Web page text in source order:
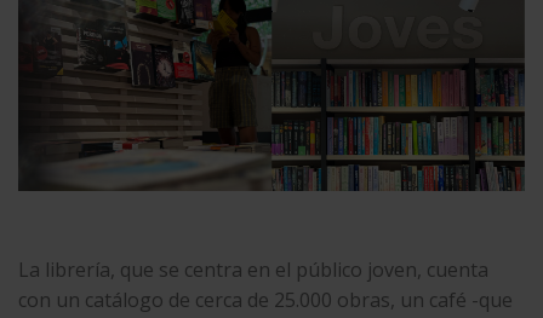
La librería, que se centra en el público joven, cuenta
con un catálogo de cerca de 25.000 obras, un café -que